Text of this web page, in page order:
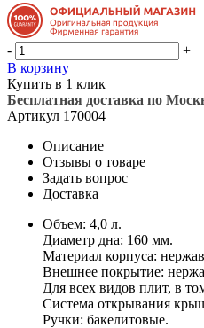
-
+
В корзину
Купить в 1 клик
Бесплатная доставка по
Артикул 170004
Описание
Отзывы о товаре
Задать вопрос
Доставка
Объем: 4,0 л.
Диаметр дна: 160 мм.
Материал корпуса:
Внешнее покрытие:
Для всех видов плит, в
Система открывания
Ручки: бакелитовые.